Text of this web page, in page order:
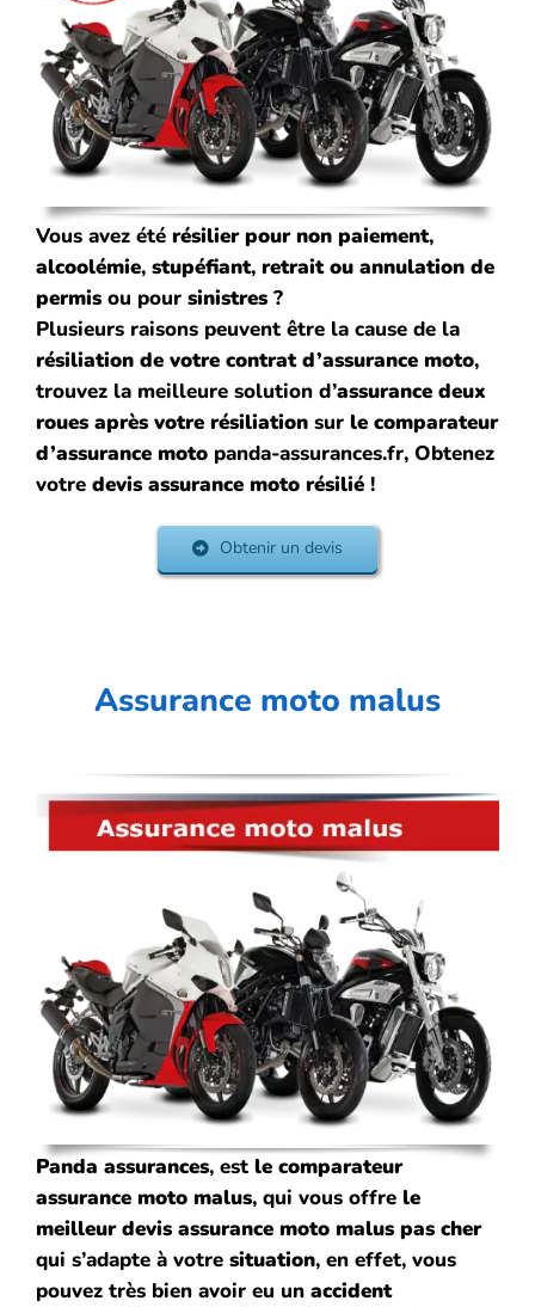
Vous avez été résilier pournon paiement,
alcoolémie, stupéfiant, retrait ou annulation de
permisou pour sinistres?
Plusieurs raisons peuvent être la cause de la
résiliation de votre contrat d’assurance moto,
trouvez la meilleure solution d’assurance deux
roues après votre résiliationsur le comparateur
d’assurance motopanda-assurances.fr, Obtenez
votre devis assurance moto résilié!
Obtenir un devis
Assurance moto malus
Panda assurances, est le comparateur
assurancemoto malus, qui vous offre le
meilleur devis assurance moto malus pas cher
qui s’adapte à votre situation, en effet, vous
pouvez très bien avoir eu un accident